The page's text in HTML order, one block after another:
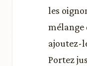
les
mélange
ajoutez-
Portez